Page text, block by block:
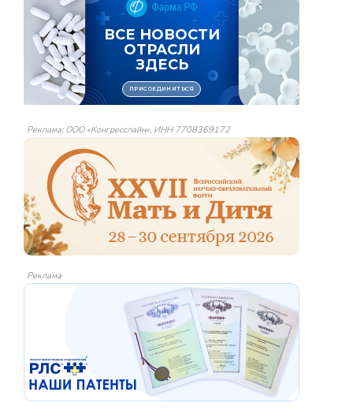
Реклама: ООО «Конгресслайн», ИНН 7708369172
Реклама